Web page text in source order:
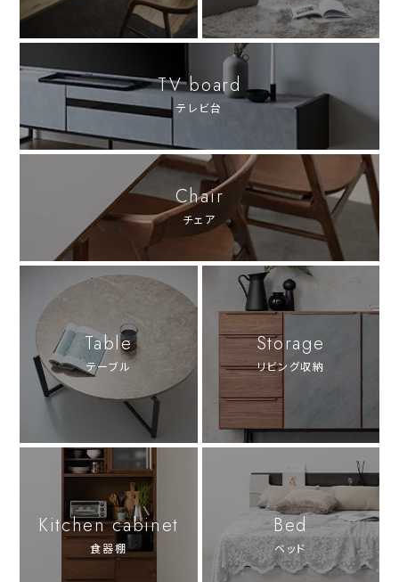
TV board
テレビ台
Chair
チェア
Table
テーブル
Storage
リビング収納
Kitchen cabinet
食器棚
Bed
ベッド